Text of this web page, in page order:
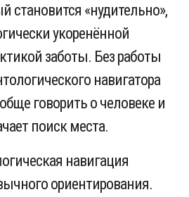
становится «нудительно»,
укоренённой
заботы. Без работы
навигатора
говорить о человеке и
поиск места.
навигация
ориентирования.